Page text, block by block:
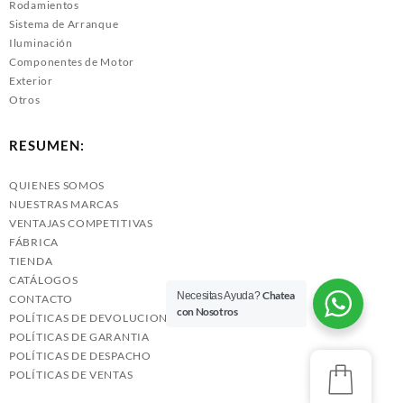
Rodamientos
Sistema de Arranque
Iluminación
Componentes de Motor
Exterior
Otros
RESUMEN:
QUIENES SOMOS
NUESTRAS MARCAS
VENTAJAS COMPETITIVAS
FÁBRICA
TIENDA
CATÁLOGOS
CONTACTO
POLÍTICAS DE DEVOLUCIONES
POLÍTICAS DE GARANTIA
POLÍTICAS DE DESPACHO
POLÍTICAS DE VENTAS
Necesitas Ayuda?Chatea
con Nosotros